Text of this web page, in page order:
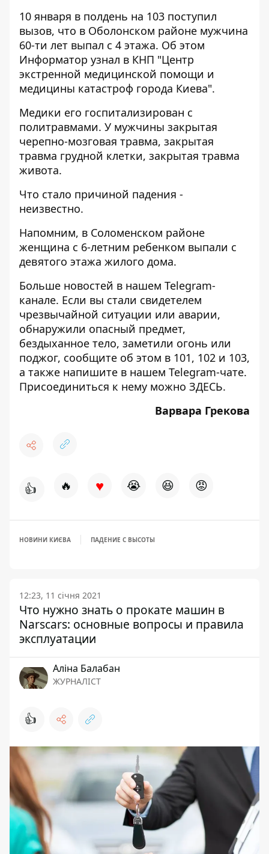
10 января в полдень на 103 поступил
вызов, что в Оболонском районе мужчина
60-ти лет выпал с 4 этажа. Об этом
Информатор узнал в КНП "Центр
экстренной медицинской помощи и
медицины катастроф города Киева".
Медики его госпитализирован с
политравмами. У мужчины закрытая
черепно-мозговая травма, закрытая
травма грудной клетки, закрытая травма
живота.
Что стало причиной падения -
неизвестно.
Напомним, в Соломенском районе
женщина с 6-летним ребенком выпали с
девятого этажа жилого дома.
Больше новостей в нашем Telegram-
канале. Если вы стали свидетелем
чрезвычайной ситуации или аварии,
обнаружили опасный предмет,
бездыханное тело, заметили огонь или
поджог, сообщите об этом в 101, 102 и 103,
а также напишите в нашем Telegram-чате.
Присоединиться к нему можно ЗДЕСЬ.
Варвара Грекова
👍 🔥 ♥ 😭 😆 😡
НОВИНИ КИЄВА ПАДЕНИЕ С ВЫСОТЫ
12:23, 11 січня 2021
Что нужно знать о прокате машин в
Narscars: основные вопросы и правила
эксплуатации
Аліна Балабан
ЖУРНАЛІСТ
👍